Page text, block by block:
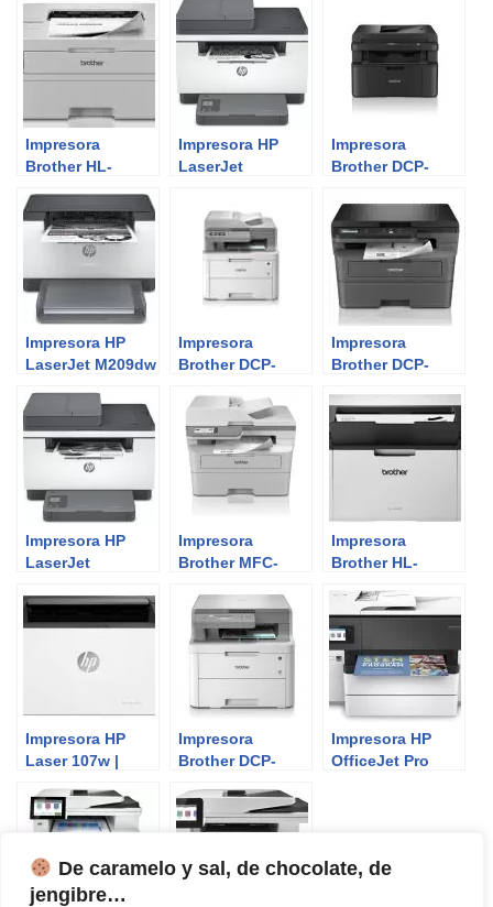
De caramelo y sal, de chocolate, de
jengibre…
Impresora
Brother HL-
Review del
Experto
Impresora HP
LaserJet
M234sdwe |
Análisis del
Experto
Impresora
Brother DCP-
del Experto
Impresora HP
LaserJet M209dw
Review del
Experto
Impresora
Brother DCP-
Review del
Experto
Impresora
Brother DCP-
Review del
Experto
Impresora HP
LaserJet
M234sdne |
Review del
Experto
Impresora
Brother MFC-
Review del
Experto
Impresora
Brother HL-
del Experto
Impresora HP
Laser 107w |
Experto
Impresora
Brother DCP-
Review del
Experto
Impresora HP
OfficeJet Pro